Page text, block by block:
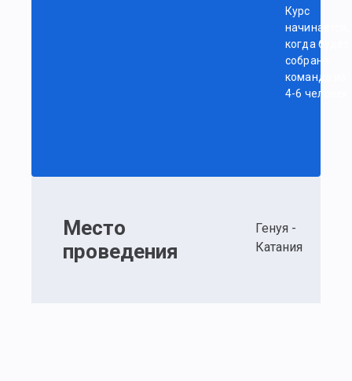
Курс
начинается,
когда будет
собрана
команда из
4-6 человек
Место
проведения
Генуя -
Катания